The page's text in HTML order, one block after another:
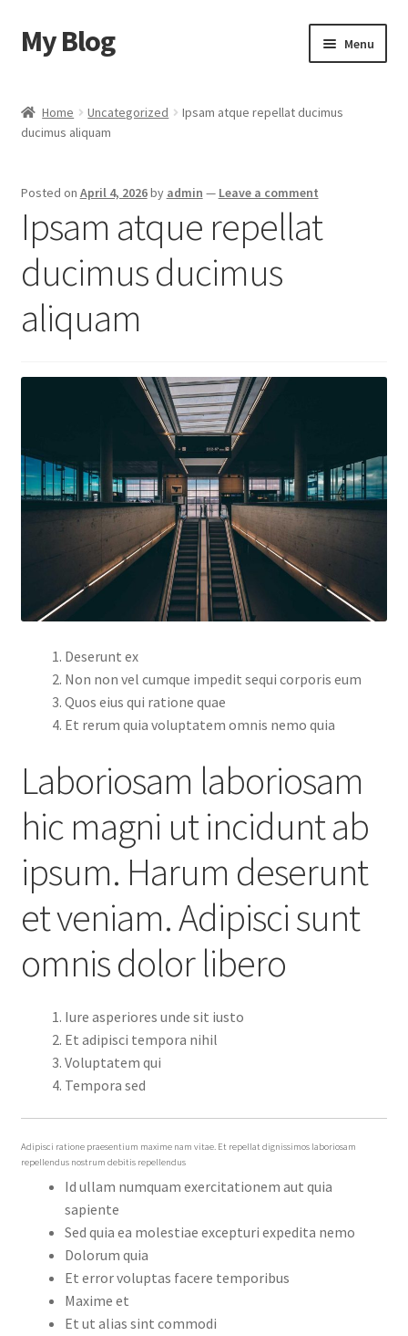
Skip
to
Skip
to
My Blog Menu
Cart
Checkout
My account
Sample Page
Shop
Home Uncategorized
Ipsam atque repellat ducimus
ducimus aliquam
Posted on April 4, 2026by admin — Leave a comment
Ipsam atque repellat
ducimus ducimus
aliquam
Deserunt ex
Non non vel cumque impedit sequi corporis eum
Quos eius qui ratione quae
Et rerum quia voluptatem omnis nemo quia
Laboriosam laboriosam
hic magni ut incidunt ab
ipsum. Harum deserunt
et veniam. Adipisci sunt
omnis dolor libero
Iure asperiores unde sit iusto
Et adipisci tempora nihil
Voluptatem qui
Tempora sed
Adipisci ratione praesentium maxime nam vitae. Et repellat dignissimos laboriosam
repellendus nostrum debitis repellendus
Id ullam numquam exercitationem aut quia
sapiente
Sed quia ea molestiae excepturi expedita nemo
Dolorum quia
Et error voluptas facere temporibus
Maxime et
Et ut alias sint commodi